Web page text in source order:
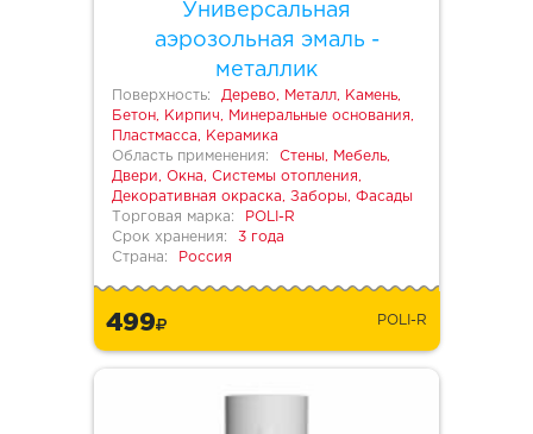
Универсальная
аэрозольная эмаль -
металлик
Поверхность:
Дерево, Металл, Камень,
Бетон, Кирпич, Минеральные основания,
Пластмасса, Керамика
Область применения:
Стены, Мебель,
Двери, Окна, Системы отопления,
Декоративная окраска, Заборы, Фасады
Торговая марка:
POLI-R
Срок хранения:
3 года
Страна:
Россия
499 POLI-R